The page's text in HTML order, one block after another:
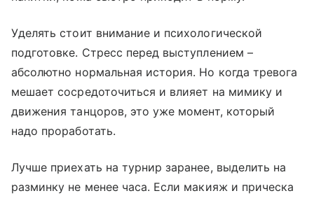
Уделять стоит внимание и психологической
подготовке. Стресс перед выступлением –
абсолютно нормальная история. Но когда тревога
мешает сосредоточиться и влияет на мимику и
движения танцоров, это уже момент, который
надо проработать.
Лучше приехать на турнир заранее, выделить на
разминку не менее часа. Если макияж и прическа